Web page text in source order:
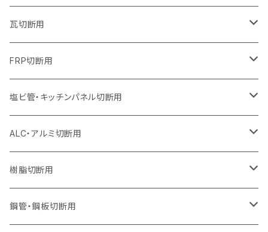
セグメント（特殊凸凹加工チップ）
セグメント
セグメント（特殊凸凹加工チップ）
405mm（16インチ）
セグメントタイプ
ウェーブタイプ
セグメントタイプ
305mm（12インチ）
セグメント
セグメント（特殊凸凹加工チップ）
355mm（14インチ）
セグメント
セグメント（特殊凸凹加工チップ）
ウェーブタイプ
セグメントタイプ
ウェーブタイプ
255mm（10インチ）
セグメントタイプ
305mm（12インチ）
セグメント
セグメント（特殊凸凹加工チップ）
355mm（14インチ）
セグメント
セグメント（特殊凸凹加工チップ）
セグメントタイプ
230mm（9インチ）
セグメントタイプ
255mm（10インチ）
セグメントタイプ（一般道路カッター用
305mm（12インチ）
セグメントタイプ
セグメントタイプ（一般道路カッター用
355mm（14インチ）
セグメントタイプ
セグメントタイプ（一般道路カッター用
405mm（16インチ）
セグメントタイプ
455mm（18インチ）
セグメントタイプ
205mm（8インチ）
セグメントタイプ
230mm（9インチ）
セグメントタイプ
305mm（12インチ）
セグメントタイプ
埋設鋳鉄管工事対応タイプ
355mm（14インチ）
セグメントタイプ
埋設鋳鉄管工事対応タイプ
405mm（16インチ）
セグメントタイプ
ウェーブタイプ
セグメントタイプ
ウェーブタイプ
180mm（7インチ）
セグメントタイプ
ウェーブタイプ
205mm（8インチ）
セグメントタイプ
ウェーブタイプ
230mm（9インチ）
セグメントタイプ
ウェーブタイプ
255mm（10インチ）
セグメントタイプ
セグメントタイプ（一般道路カッター用
305mm（12インチ）
セグメント
355mm（14インチ）
セグメントタイプ
125mm（5インチ）
セグメントタイプ
150mm（6インチ）
セグメントタイプ
180mm（7インチ）
セグメントタイプ
205mm（8インチ）
セグメントタイプ
230mm（9インチ）
セグメントタイプ
255mm（10インチ）
305mm（12インチ）
セグメントタイプ
355mm（14インチ）
セグメントタイプ
405mm（16インチ）
セグメントタイプ
瓦切断用
105mm（4インチ）
FRP切断用
125ｍｍ（5インチ）
塩ビ管・キッチンパネル切断用
125ｍｍ（5インチ）
ALC・アルミ切断用
305mm（12インチ）
砥石（補強綱入り）
355mm（14インチ）
樹脂切断用
305mm（12インチ）
鋼管・鋼板切断用